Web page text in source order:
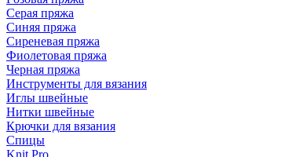
Серая пряжа
Синяя пряжа
Сиреневая пряжа
Фиолетовая пряжа
Черная пряжа
Инструменты для вязания
Иглы швейные
Нитки швейные
Крючки для вязания
Спицы
Knit Pro